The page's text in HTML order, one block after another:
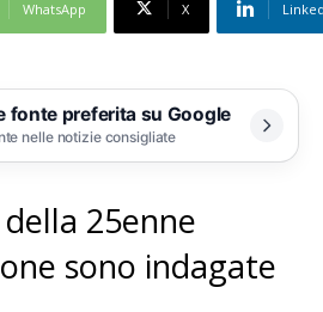
WhatsApp X
fonte preferita su Google
nelle notizie consigliate
25enne
sono indagate